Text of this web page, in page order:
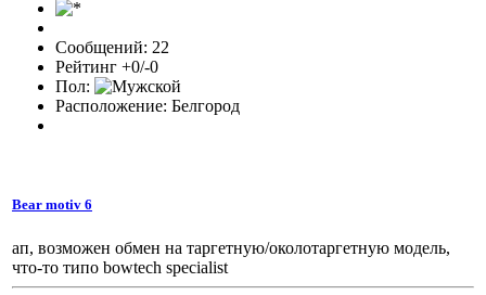
Сообщений: 22
Рейтинг +0/-0
Пол:
Расположение: Белгород
Bear motiv 6
ап, возможен обмен на таргетную/околотаргетную модель,
что-то типо bowtech specialist